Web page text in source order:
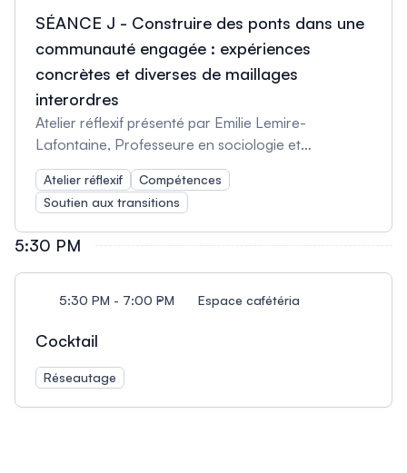
sociales (Carine Nassif-Gouin, doctorante en
sciences de l'éducation, UQAM et Conseillère
pédagogique - Développement de formations,
Cégep de Vieux Montréal, Canada) La transition
vers les études collégiales : quels liens avec le
climat scolaire au secondaire ? (Amélie Groleau,
professionnelle de recherche, Direction des
enquêtes et des indicateurs sociaux, Institut de la
statistique du Québec, Canada)
SÉANCE J - Construire des ponts dans une
communauté engagée : expériences
concrètes et diverses de maillages
interordres
Atelier réflexif présenté par Emilie Lemire-
Lafontaine, Professeure en sociologie et
chercheure PAREA, Cégep Marie-Victorin,
Canada.
Atelier réflexif
Compétences
Soutien aux transitions
5:30 PM
5:30 PM - 7:00 PM Espace cafétéria
Cocktail
Réseautage